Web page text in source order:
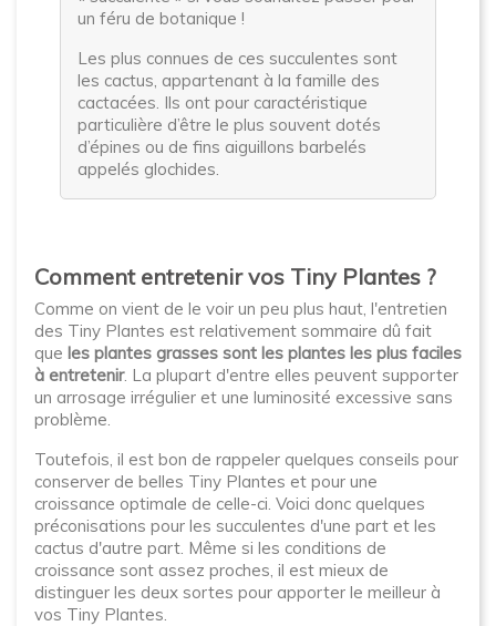
un féru de botanique !
Les plus connues de ces succulentes sont
les cactus, appartenant à la famille des
cactacées. Ils ont pour caractéristique
particulière d’être le plus souvent dotés
d’épines ou de fins aiguillons barbelés
appelés glochides.
Comment entretenir vos Tiny Plantes ?
Comme on vient de le voir un peu plus haut, l'entretien
des Tiny Plantes est relativement sommaire dû fait
que les plantes grasses sont les plantes les plus faciles
à entretenir. La plupart d'entre elles peuvent supporter
un arrosage irrégulier et une luminosité excessive sans
problème.
Toutefois, il est bon de rappeler quelques conseils pour
conserver de belles Tiny Plantes et pour une
croissance optimale de celle-ci. Voici donc quelques
préconisations pour les succulentes d'une part et les
cactus d'autre part. Même si les conditions de
croissance sont assez proches, il est mieux de
distinguer les deux sortes pour apporter le meilleur à
vos Tiny Plantes.